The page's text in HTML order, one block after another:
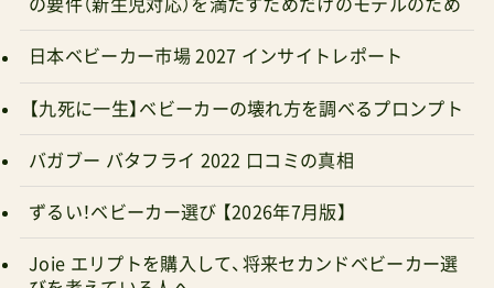
日本ベビーカー市場 2027 インサイトレポート
【九死に一生】ベビーカーの壊れ方を調べるプロンプト
バガブー バタフライ 2022 口コミの真相
ずるい！ベビーカー選び 【2026年7月版】
Joie エリプトを購入して、将来セカンドベビーカー選